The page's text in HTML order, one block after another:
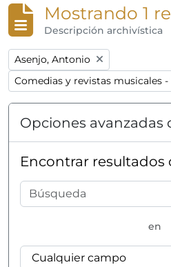
Mostrando 1
Descripción archivística
Remove filter:
Asenjo, Antonio
Remove filter:
Comedias y revistas musicales
Opciones avanzadas
Encontrar resultados
en